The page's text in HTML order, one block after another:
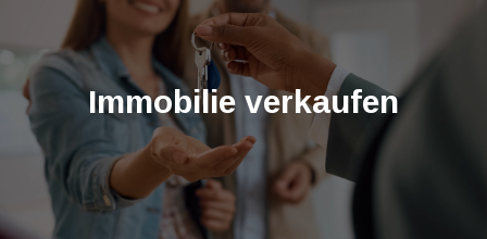
Immobilie verkaufen